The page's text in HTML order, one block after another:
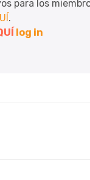
para los
.
log in